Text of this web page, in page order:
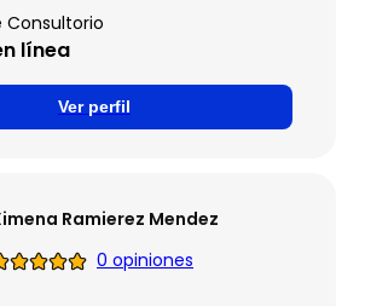
Consultorio
línea
Ver perfil
Ramierez Mendez
0 opiniones